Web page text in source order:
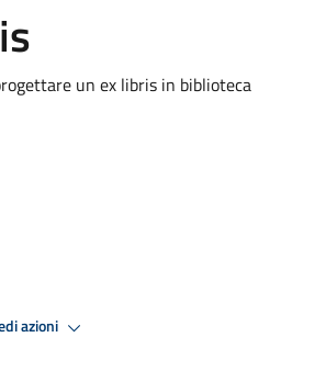
un ex libris in biblioteca
azioni